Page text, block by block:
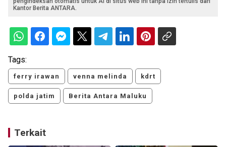
Kantor Berita ANTARA.
Tags:
ferry irawan venna melinda kdrt
polda jatim Berita Antara Maluku
Terkait